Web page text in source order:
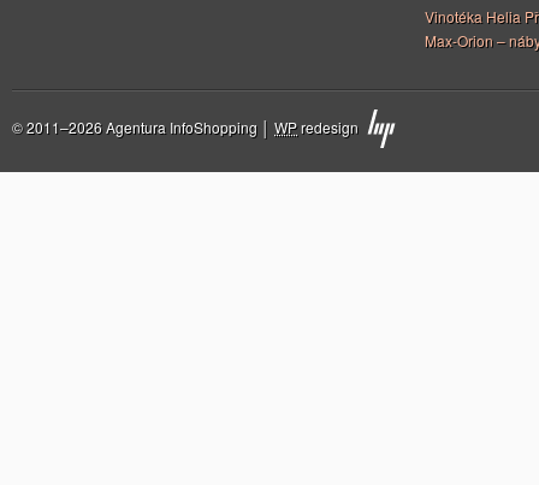
Vinotéka Helia
Max-Orion –
© 2011–2026 Agentura InfoShopping │ WPredesign